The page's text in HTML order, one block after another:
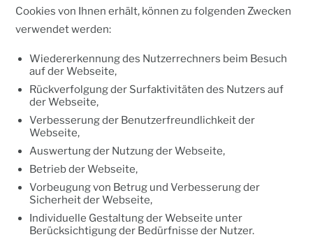
Cookies von Ihnen erhält, können zu folgenden Zwecken
verwendet werden:
Wiedererkennung des Nutzerrechners beim Besuch
auf der Webseite,
Rückverfolgung der Surfaktivitäten des Nutzers auf
der Webseite,
Verbesserung der Benutzerfreundlichkeit der
Webseite,
Auswertung der Nutzung der Webseite,
Betrieb der Webseite,
Vorbeugung von Betrug und Verbesserung der
Sicherheit der Webseite,
Individuelle Gestaltung der Webseite unter
Berücksichtigung der Bedürfnisse der Nutzer.